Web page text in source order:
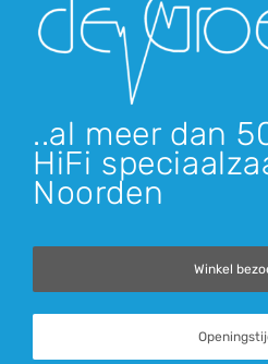
..al meer dan
HiFi
Noorden
Winkel